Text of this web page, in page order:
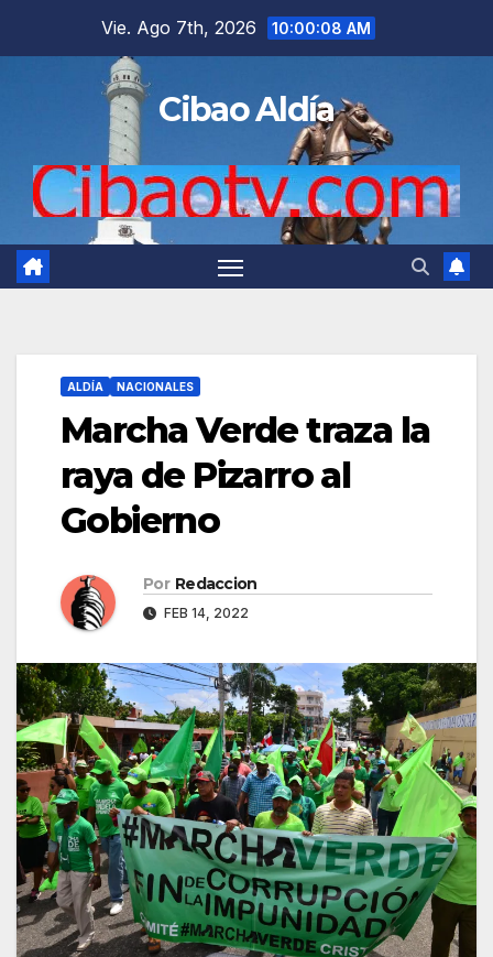
Vie. Ago 7th, 2026 10:00:09 AM
Cibao Aldía
ALDÍA NACIONALES
Marcha Verde traza la
raya de Pizarro al
Gobierno
Por Redaccion
FEB 14, 2022